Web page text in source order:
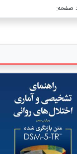
صفحه: